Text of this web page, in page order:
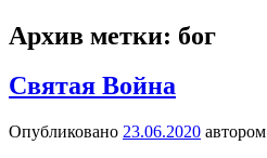
Архив метки: бог
Святая Война
Опубликовано 23.06.2020 автором